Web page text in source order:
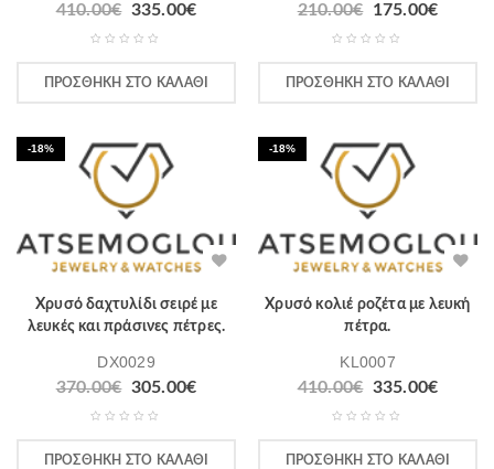
410.00€ 335.00€
ΠΡΟΣΘΉΚΗ ΣΤΟ ΚΑΛΆΘΙ
210.00€ 175.00€
ΠΡΟΣΘΉΚΗ ΣΤΟ ΚΑΛΆΘΙ
-18%
Χρυσό δαχτυλίδι σειρέ με
λευκές και πράσινες πέτρες.
DX0029
370.00€ 305.00€
ΠΡΟΣΘΉΚΗ ΣΤΟ ΚΑΛΆΘΙ
-18%
Χρυσό κολιέ ροζέτα με λευκή
πέτρα.
KL0007
410.00€ 335.00€
ΠΡΟΣΘΉΚΗ ΣΤΟ ΚΑΛΆΘΙ